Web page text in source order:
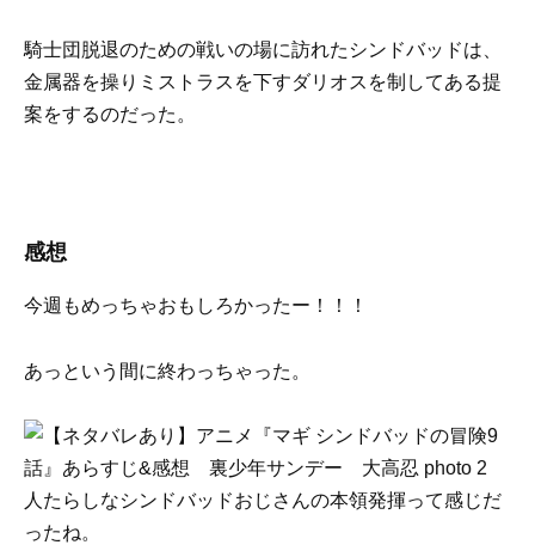
騎士団脱退のための戦いの場に訪れたシンドバッドは、
金属器を操りミストラスを下すダリオスを制してある提
案をするのだった。
感想
今週もめっちゃおもしろかったー！！！
あっという間に終わっちゃった。
人たらしなシンドバッドおじさんの本領発揮って感じだ
ったね。